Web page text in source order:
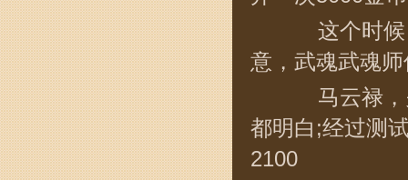
这个时候
意，武魂武魂
马云禄，
都明白;经过测
2100